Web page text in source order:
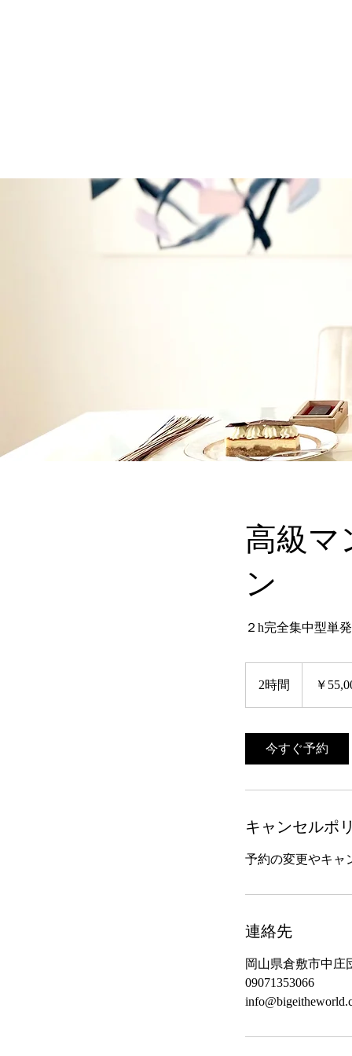
高級マ
ン
２h完全集中型単
2時間 ￥
今すぐ予約
キャンセルポ
予約の変更やキャ
連絡先
岡山県倉敷市中庄
09071353066